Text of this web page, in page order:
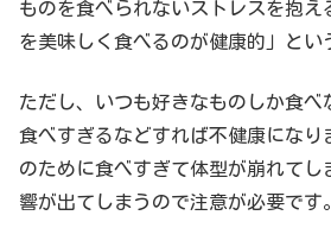
ものを食べられないストレスを抱え
を美味しく食べるのが健康的」とい
ただし、いつも好きなものしか食べ
食べすぎるなどすれば不健康になり
のために食べすぎて体型が崩れてし
響が出てしまうので注意が必要です。